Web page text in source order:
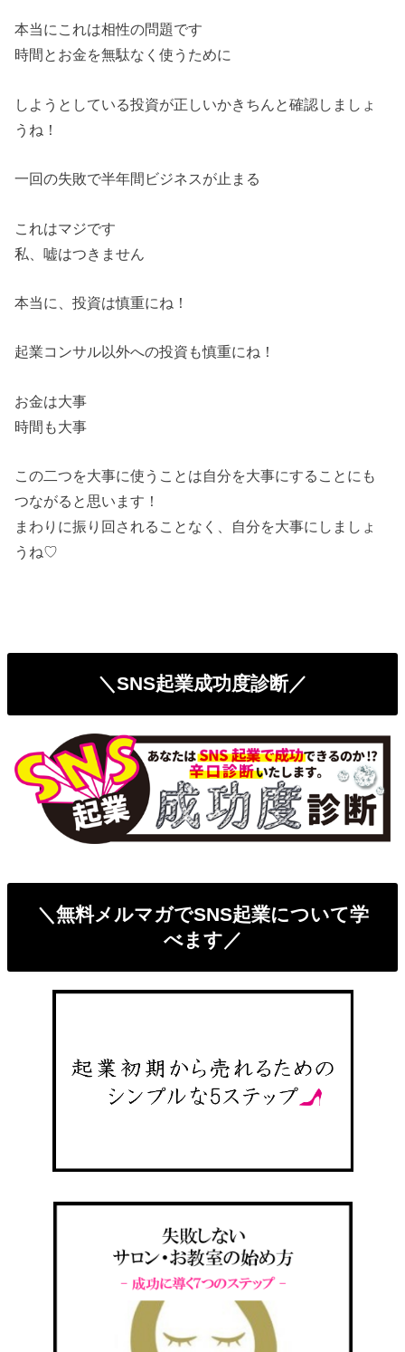
本当にこれは相性の問題です
時間とお金を無駄なく使うために
しようとしている投資が正しいかきちんと確認しましょ
うね！
一回の失敗で半年間ビジネスが止まる
これはマジです
私、嘘はつきません
本当に、投資は慎重にね！
起業コンサル以外への投資も慎重にね！
お金は大事
時間も大事
この二つを大事に使うことは自分を大事にすることにも
つながると思います！
まわりに振り回されることなく、自分を大事にしましょ
うね♡
＼SNS起業成功度診断／
＼無料メルマガでSNS起業について学
べます／